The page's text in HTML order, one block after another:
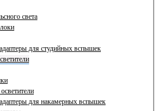
света
для студийных вспышек
для накамерных вспышек